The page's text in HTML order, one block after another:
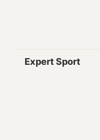
Expert Sport